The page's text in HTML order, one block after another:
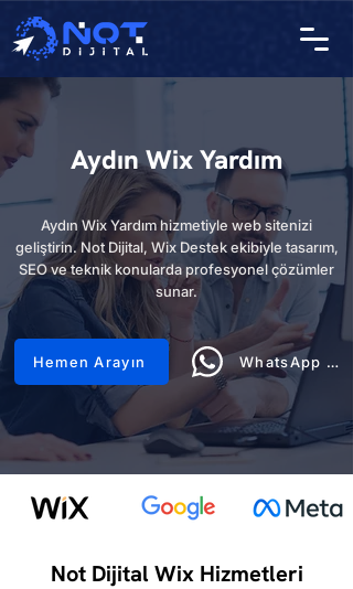
Aydın Wix Yardım
Aydın Wix Yardım hizmetiyle web sitenizi
geliştirin. Not Dijital, Wix Destek ekibiyle tasarım,
SEO ve teknik konularda profesyonel çözümler
sunar.
Hemen Arayın WhatsApp Hattı
Not Dijital Wix Hizmetleri